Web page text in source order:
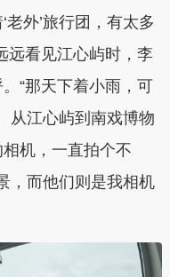
外’旅行团，有太多
远看见江心屿时，李
“那天下着小雨，可
从江心屿到南戏博物
机，一直拍个不
，而他们则是我相机